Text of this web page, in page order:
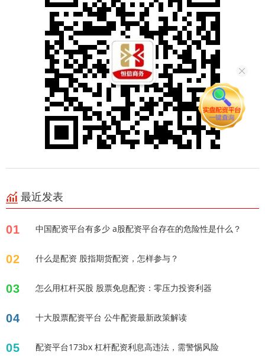
最近发表
01 中国配资平台有多少 a股配资平台存在的危险性是什么？
02 什么是配资 股指期货配资，怎样参与？
03 怎么用杠杆买股 股票免息配资：零压力投资利器
04 十大股票配资平台 公牛配资最新政策解读
05 配资平台173bx 杠杆配资利息高违法，需警惕风险